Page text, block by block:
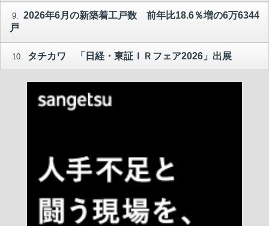
9. 2026年6月の新築着工戸数 前年比18.6％増の6万6344
戸
10. タチカワ 「日経・東証ＩＲフェア2026」出展